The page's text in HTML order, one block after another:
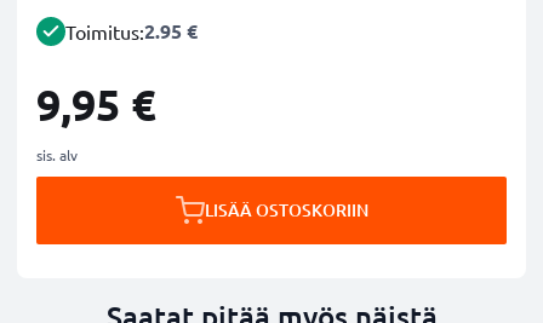
Toimitus:2.95 €
9,95 €
sis. alv
LISÄÄ OSTOSKORIIN